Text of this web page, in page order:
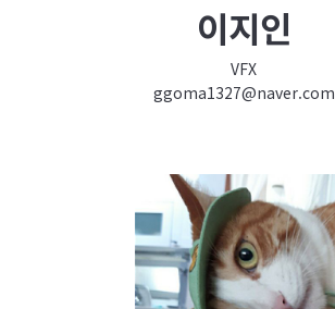
이지인
VFX
ggoma1327@naver.com